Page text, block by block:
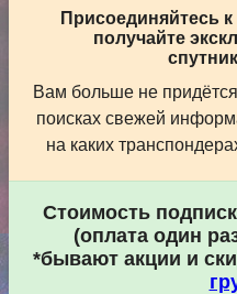
Присоединяйтесь
получайте
Вам больше не
поисках свежей
на каких
Стоимость
(оплата один
*бывают акции и